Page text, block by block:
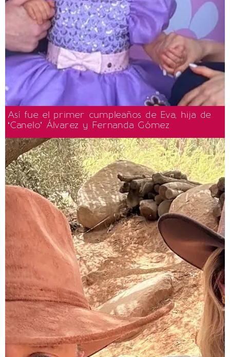
Así fue el primer cumpleaños de Eva, hija de
‘Canelo’ Álvarez y Fernanda Gómez